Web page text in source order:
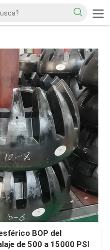
BOP del
de 500 a 15000 PSI